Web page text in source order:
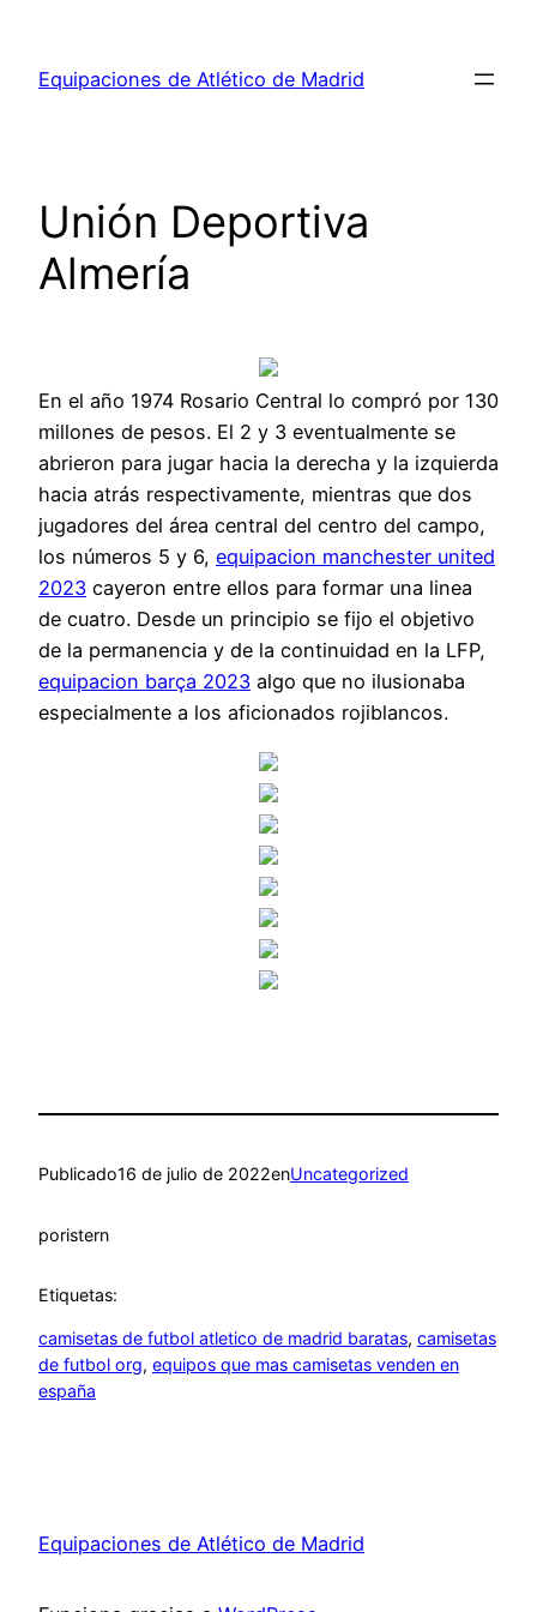
contenido
Equipaciones de Atlético de Madrid
Unión Deportiva
Almería
En el año 1974 Rosario Central lo compró por 130
millones de pesos. El 2 y 3 eventualmente se
abrieron para jugar hacia la derecha y la izquierda
hacia atrás respectivamente, mientras que dos
jugadores del área central del centro del campo,
los números 5 y 6, equipacion manchester united
2023 cayeron entre ellos para formar una linea
de cuatro. Desde un principio se fijo el objetivo
de la permanencia y de la continuidad en la LFP,
equipacion barça 2023 algo que no ilusionaba
especialmente a los aficionados rojiblancos.
Publicado16 de julio de 2022enUncategorized
poristern
Etiquetas:
camisetas de futbol atletico de madrid baratas, camisetas
de futbol org, equipos que mas camisetas venden en
españa
Equipaciones de Atlético de Madrid